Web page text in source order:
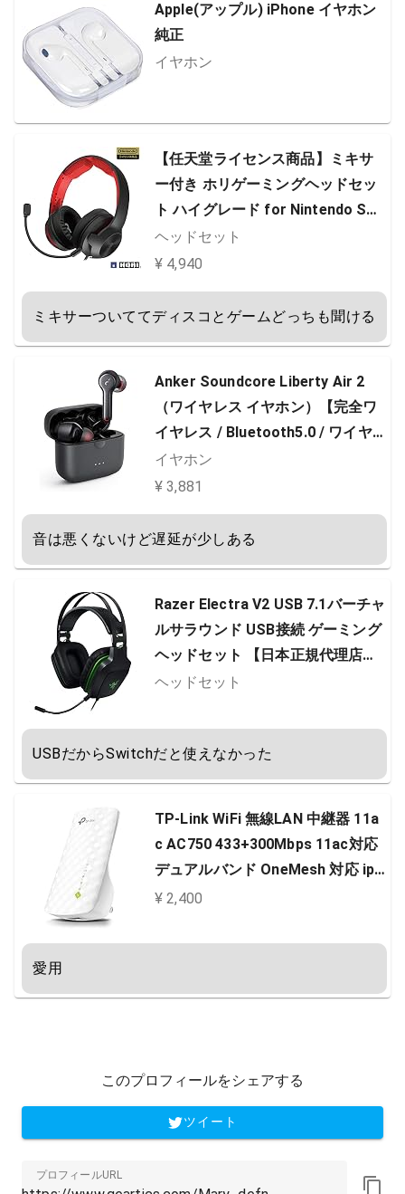
Apple(アップル) iPhone イヤホン
純正
イヤホン
【任天堂ライセンス商品】ミキサ
ー付き ホリゲーミングヘッドセッ
ト ハイグレード for Nintendo Swi
tch レッド【Nintendo Switch Onli
ne ボイスチャット対応】
ヘッドセット
¥ 4,940
ミキサーついててディスコとゲームどっちも聞ける
Anker Soundcore Liberty Air 2
（ワイヤレス イヤホン）【完全ワ
イヤレス / Bluetooth5.0 / ワイヤレ
ス充電対応 / IPX5防水規格 / 最大2
8時間音楽再生 / HearID機能/Qualc
セリング / PSE技術基準適合】ブラ
イヤホン
¥ 3,881
音は悪くないけど遅延が少しある
Razer Electra V2 USB 7.1バーチャ
ルサラウンド USB接続 ゲーミング
ヘッドセット 【日本正規代理店保
証品】 RZ04-02220100-R3M1
ヘッドセット
USBだからSwitchだと使えなかった
TP-Link WiFi 無線LAN 中継器 11a
c AC750 433+300Mbps 11ac対応
デュアルバンド OneMesh 対応 iph
one13, Android 対応 メーカー保証
¥ 2,400
愛用
このプロフィールをシェアする
ツイート
プロフィールURL